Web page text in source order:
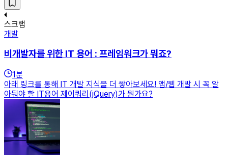
스크랩
개발
비개발자를 위한 IT 용어 : 프레임워크가 뭐죠?
1분
아래 링크를 통해 IT 개발 지식을 더 쌓아보세요! 앱/웹 개발 시 꼭 알
아둬야 할 IT용어 제이쿼리(jQuery)가 뭔가요?